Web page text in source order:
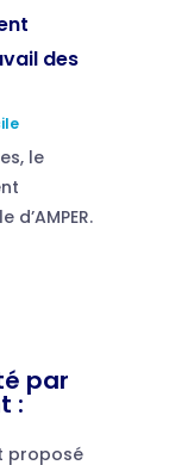
des
le
par
:
proposé